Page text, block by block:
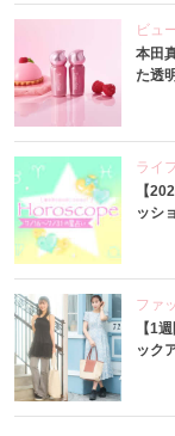
ビュ
本田
た透
ライ
【
ッシ
ファ
【1
ック